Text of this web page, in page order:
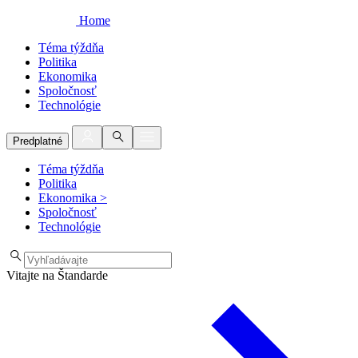
Home
Téma týždňa
Politika
Ekonomika
Spoločnosť
Technológie
Predplatné
Téma týždňa
Politika
Ekonomika >
Spoločnosť
Technológie
Vitajte na Štandarde